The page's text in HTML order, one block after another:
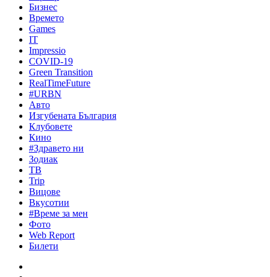
Бизнес
Времето
Games
IT
Impressio
COVID-19
Green Transition
RealTimeFuture
#URBN
Авто
Изгубената България
Клубовете
Кино
#Здравето ни
Зодиак
ТВ
Trip
Вицове
Вкусотии
#Време за мен
Фото
Web Report
Билети